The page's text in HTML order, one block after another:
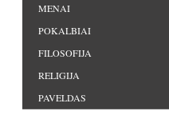
MENAI
POKALBIAI
FILOSOFIJA
RELIGIJA
PAVELDAS